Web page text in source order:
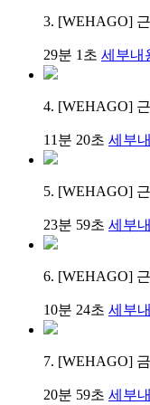
3. [WEHAGO]
29분 1초 세부내
4. [WEHAGO]
11분 20초 세부
5. [WEHAGO]
23분 59초 세부
6. [WEHAGO]
10분 24초 세부
7. [WEHAGO]
20분 59초 세부